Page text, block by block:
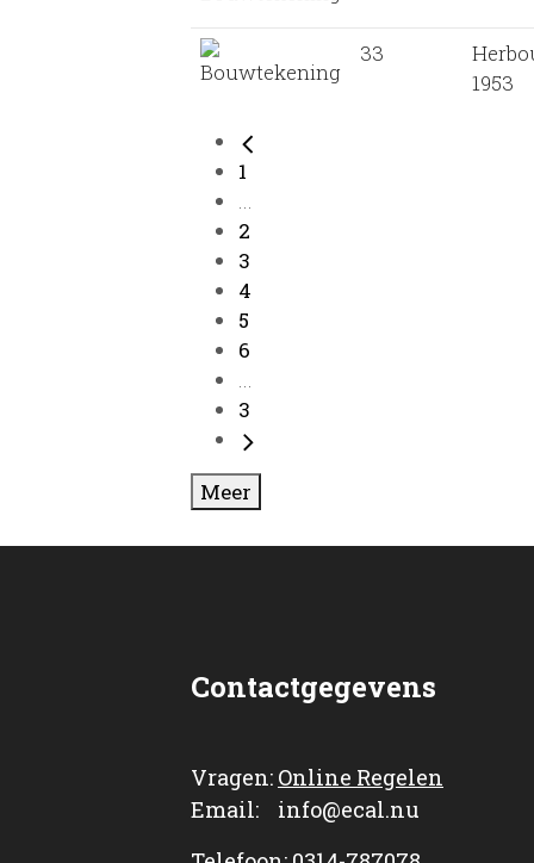
33
1953
1
...
2
3
4
5
6
...
3
Meer
Contactgegevens
Vragen: Online Regelen
Email: info@ecal.nu